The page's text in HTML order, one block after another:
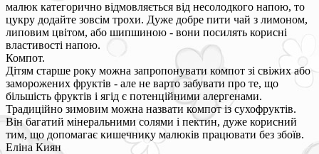
малюк категорично відмовляється від несолодкого напою, то
цукру додайте зовсім трохи. Дуже добре пити чай з лимоном,
липовим цвітом, або шипшиною - вони посилять корисні
властивості напою.
Компот.
Дітям старше року можна запропонувати компот зі свіжих або
заморожених фруктів - але не варто забувати про те, що
більшість фруктів і ягід є потенційними алергенами.
Традиційно зимовим можна назвати компот із сухофруктів.
Він багатий мінеральними солями і пектин, дуже корисний
тим, що допомагає кишечнику малюків працювати без збоїв.
Еліна Киян